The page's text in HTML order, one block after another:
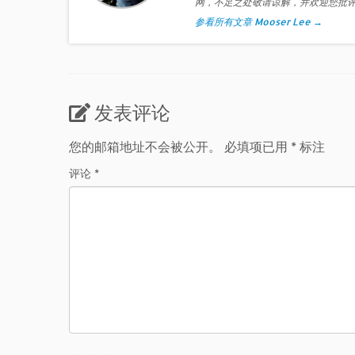
参看所有文章 Mooser Lee →
发表评论
您的邮箱地址不会被公开。 必填项已用 *标注
评论 *